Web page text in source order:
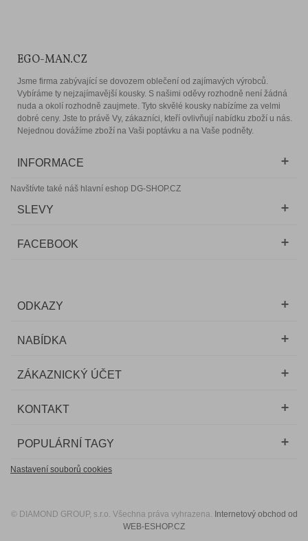
EGO-MAN.CZ
Jsme firma zabývající se dovozem oblečení od zajímavých výrobců.
Vybíráme ty nejzajímavější kousky. S našimi oděvy rozhodně není žádná
nuda a okolí rozhodně zaujmete. Tyto skvělé kousky nabízíme za velmi
dobré ceny. Jste to právě Vy, zákazníci, kteří ovlivňují nabídku zboží u nás.
Nejednou dovážíme zboží na Vaši poptávku a na Vaše podněty.
INFORMACE
Navštívte také náš hlavní eshop DG-SHOP.CZ
SLEVY
FACEBOOK
ODKAZY
NABÍDKA
ZÁKAZNICKÝ ÚČET
KONTAKT
POPULÁRNÍ TAGY
Nastavení souborů cookies
© DIAMOND GROUP, s.r.o. Všechna práva vyhrazena. Internetový obchod od
WEB-ESHOP.CZ